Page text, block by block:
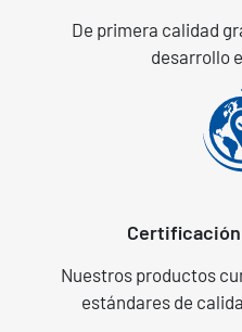
De primera calidad
desarrollo
Nuestros productos
estándares de